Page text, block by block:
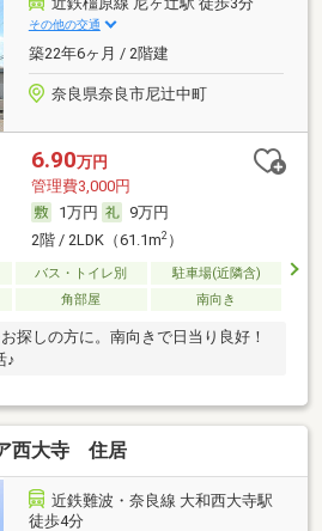
その他の交通
築22年6ヶ月 / 2階建
奈良県奈良市尼辻中町
6.90万円
管理費3,000円
1万円
9万円
2階 / 2LDK（61.1m2）
バス・トイレ別
駐車場(近隣含)
角部屋 南向き
探しの方に。南向きで日当り良好！
♪
西大寺 住居
近鉄難波・奈良線 大和西大寺駅
徒歩4分